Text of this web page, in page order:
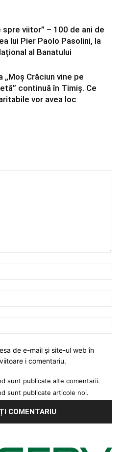
spre viitor” – 100 de ani de
lui Pier Paolo Pasolini, la
al Banatului
„Moș Crăciun vine pe
continuă în Timiș. Ce
vor avea loc
de e-mail și site-ul web în
i comentariu.
sunt publicate alte comentarii.
sunt publicate articole noi.